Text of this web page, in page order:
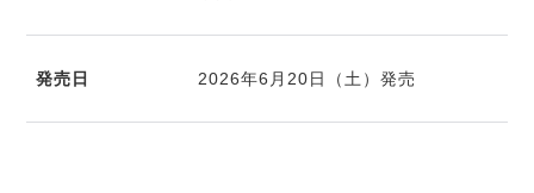
発売日 2026年6月20日（土）発売